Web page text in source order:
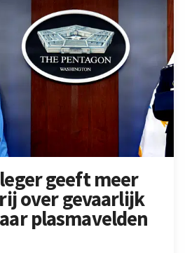
geeft meer
over gevaarlijk
plasmavelden